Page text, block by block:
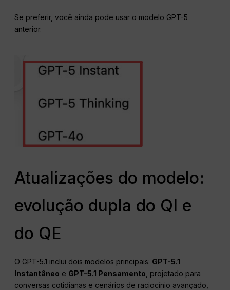
Se preferir, você ainda pode usar o modelo GPT-5
anterior.
Atualizações do modelo:
evolução dupla do QI e
do QE
O GPT-5.1 inclui dois modelos principais: GPT-5.1
Instantâneo e GPT-5.1 Pensamento , projetado para
conversas cotidianas e cenários de raciocínio avançado,